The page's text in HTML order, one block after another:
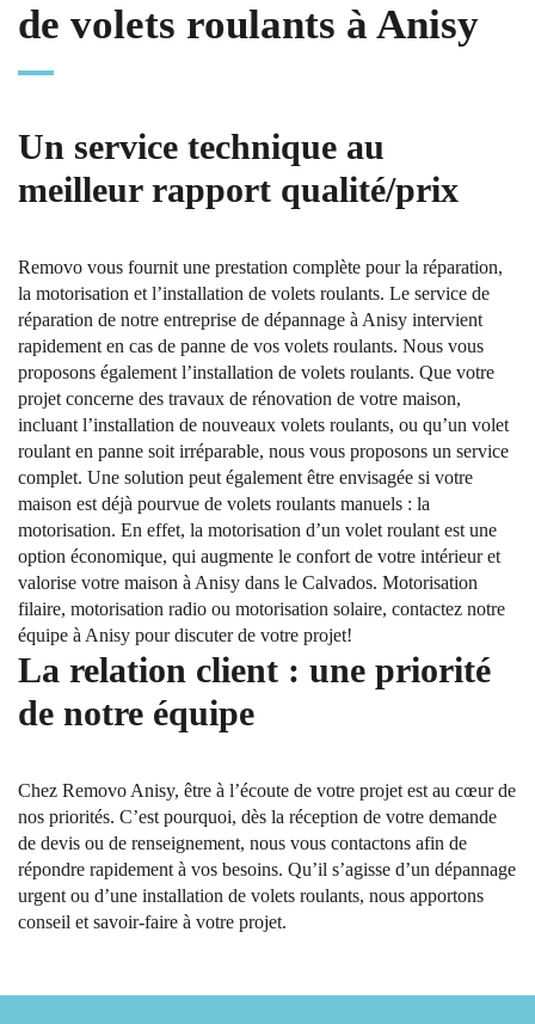
de volets roulants à Anisy
Un service technique au
meilleur rapport qualité/prix
Removo vous fournit une prestation complète pour la réparation,
la motorisation et l’installation de volets roulants. Le service de
réparation de notre entreprise de dépannage à Anisy intervient
rapidement en cas de panne de vos volets roulants. Nous vous
proposons également l’installation de volets roulants. Que votre
projet concerne des travaux de rénovation de votre maison,
incluant l’installation de nouveaux volets roulants, ou qu’un volet
roulant en panne soit irréparable, nous vous proposons un service
complet. Une solution peut également être envisagée si votre
maison est déjà pourvue de volets roulants manuels : la
motorisation. En effet, la motorisation d’un volet roulant est une
option économique, qui augmente le confort de votre intérieur et
valorise votre maison à Anisy dans le Calvados. Motorisation
filaire, motorisation radio ou motorisation solaire, contactez notre
équipe à Anisy pour discuter de votre projet!
La relation client : une priorité
de notre équipe
Chez Removo Anisy, être à l’écoute de votre projet est au cœur de
nos priorités. C’est pourquoi, dès la réception de votre demande
de devis ou de renseignement, nous vous contactons afin de
répondre rapidement à vos besoins. Qu’il s’agisse d’un dépannage
urgent ou d’une installation de volets roulants, nous apportons
conseil et savoir-faire à votre projet.